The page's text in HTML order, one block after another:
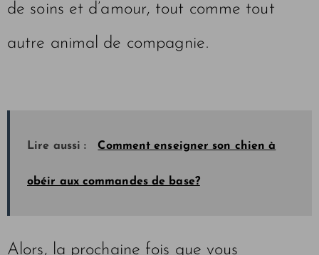
de soins et d’amour, tout comme tout
autre animal de compagnie.
Lire aussi : Comment enseigner son chien à
obéir aux commandes de base?
Alors, la prochaine fois que vous